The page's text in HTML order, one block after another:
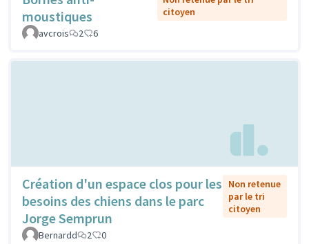
moustiques
citoyen
avcrois
2 6
Création d'un espace clos pour les
besoins des chiens dans le parc
Jorge Semprun
Non retenue
par le tri
citoyen
Bernardd 2 0